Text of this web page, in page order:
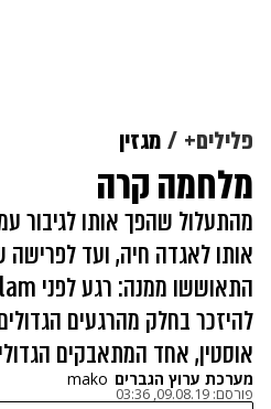
פלילים+ מגזין
מלחמה קרה
מהתעלול שהפך אותו לגיבור
להיזכר בחלק מהרגעים
אוסטין, אחד המתאבקים
מערכת ערוץ הגברים mako
פורסם: 09.08.19, 03:36